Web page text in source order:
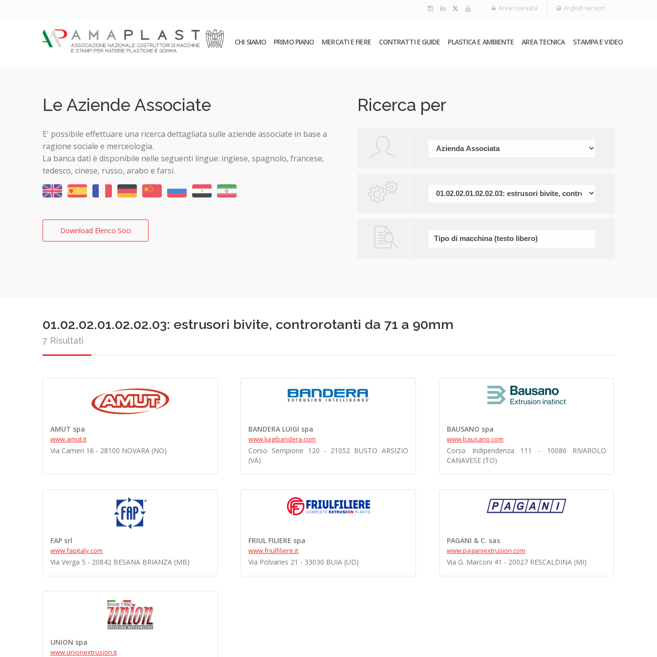
English version
Area riservata
CHI SIAMO PRIMO PIANO MERCATI E FIERE CONTRATTI E GUIDE PLASTICA E AMBIENTE AREA TECNICA STAMPA E VIDEO
Le Aziende Associate
E' possibile effettuare una ricerca dettagliata sulle aziende associate in base a
ragione sociale e merceologia.
La banca dati è disponibile nelle seguenti lingue: inglese, spagnolo, francese,
tedesco, cinese, russo, arabo e farsi.
Download Elenco Soci
Ricerca per
01.02.02.01.02.02.03: estrusori bivite, controrotanti da 71 a 90mm
7 Risultati
AMUT spa
www.amut.it
Via Cameri 16 - 28100 NOVARA (NO)
BANDERA LUIGI spa
www.luigibandera.com
Corso Sempione 120 - 21052 BUSTO ARSIZIO
(VA)
BAUSANO spa
www.bausano.com
Corso Indipendenza 111 - 10086 RIVAROLO
CANAVESE (TO)
FAP srl
www.fapitaly.com
Via Verga 5 - 20842 BESANA BRIANZA (MB)
FRIUL FILIERE spa
www.friulfiliere.it
Via Polvaries 21 - 33030 BUIA (UD)
PAGANI & C. sas
www.paganiextrusion.com
Via G. Marconi 41 - 20027 RESCALDINA (MI)
UNION spa
www.unionextrusion.it